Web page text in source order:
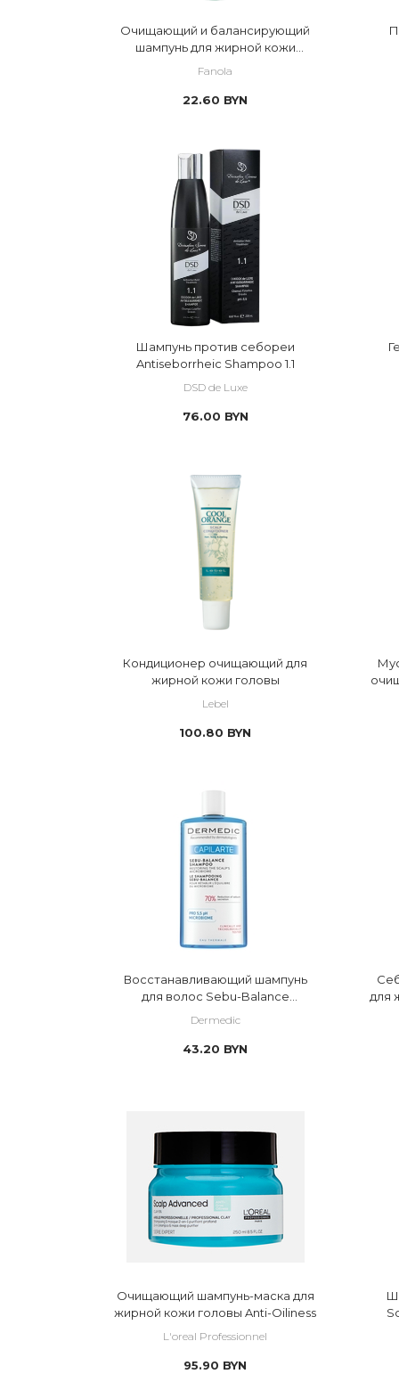
Очищающий и балансирующий
шампунь для жирной кожи
Fanola
22.60 BYN
Шампунь против себореи
Antiseborrheic Shampoo 1.1
DSD de Luxe
76.00 BYN
Кондиционер очищающий для
жирной кожи головы
Lebel
100.80 BYN
Восстанавливающий шампунь
для волос Sebu-Balance
Dermedic
43.20 BYN
для
Очищающий шампунь-маска для
жирной кожи головы Anti-Oiliness
L'oreal Professionnel
95.90 BYN